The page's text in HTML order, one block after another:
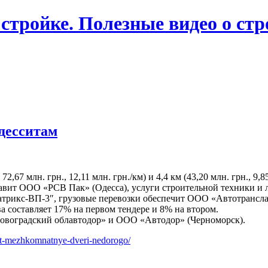
Полезные видео о
млн. грн., 12,11 млн. грн./км) и 4,4 км (43,20 млн. грн.,
ООО «РСВ Пак» (Одесса), услуги строительной техники и
ВП-3″, грузовые перевозки обеспечит ООО
17% на первом тендере и 8% на втором.
облавтодор» и ООО «Автодор» (Черноморск).
dveri-nedorogo/